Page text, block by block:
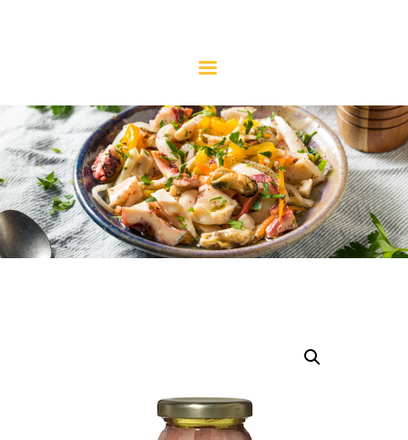
La référence de l'anchois
NOS PRODUITS
NOTRE HISTOIRE
L’ANCHOIS
LE SAVIEZ-VOUS ?
LES RECETTES